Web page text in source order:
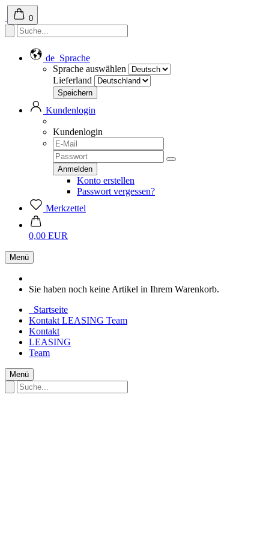
0
de Sprache
Sprache auswählen
Lieferland
Kundenlogin
Kundenlogin
Konto erstellen
Passwort vergessen?
Merkzettel
0,00 EUR
Menü
Sie haben noch keine Artikel in Ihrem Warenkorb.
Startseite
Kontakt LEASING Team
Kontakt
LEASING
Team
Menü